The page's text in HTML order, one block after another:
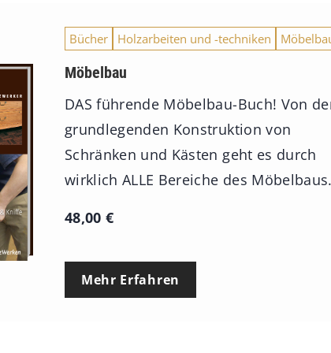
Bücher Holzarbeiten und -techniken
Möbelbau
DAS führende Möbelbau-Buch! Von
grundlegenden Konstruktion von
Schränken und Kästen geht es durch
wirklich ALLE Bereiche des Möbelbaus.
48,00 €
Mehr Erfahren